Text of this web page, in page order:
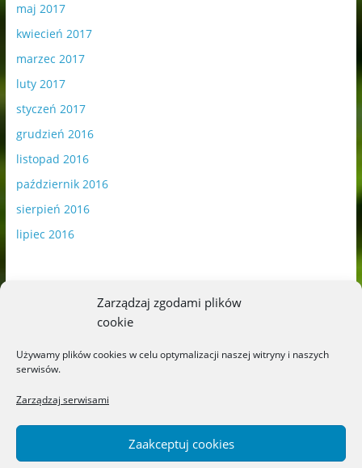
Zarządzaj zgodami plików
cookie
Używamy plików cookies w celu optymalizacji naszej witryny i naszych
serwisów.
Zarządzaj serwisami
Zaakceptuj cookies
maj 2017
kwiecień 2017
marzec 2017
luty 2017
styczeń 2017
grudzień 2016
listopad 2016
październik 2016
sierpień 2016
lipiec 2016